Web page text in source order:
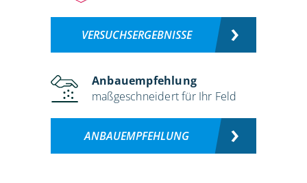
VERSUCHSERGEBNISSE
Anbauempfehlung
maßgeschneidert für Ihr Feld
ANBAUEMPFEHLUNG